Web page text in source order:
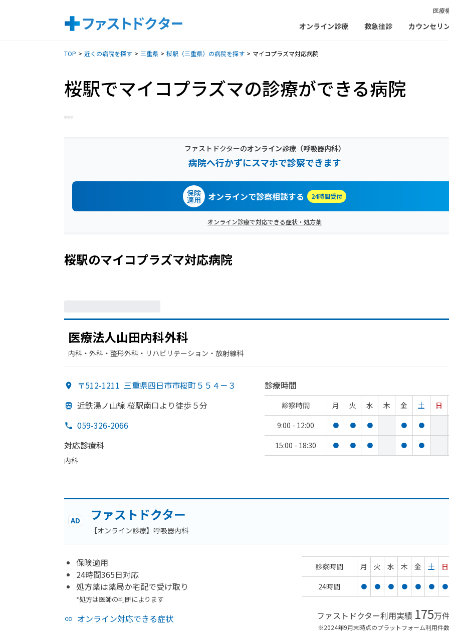
医療
オンライン診療 救急往診 カウンセリ
TOP 近くの病院を探す 三重県 桜駅（三重県）の病院を探す マイコプラズマ対応病院
桜駅でマイコプラズマの診療ができる病院
ファストドクターのオンライン診療（呼吸器内科）
病院へ行かずにスマホで診察できます
保険
適用 オンラインで診察相談する 24時間受付
オンライン診療で対応できる症状・処方薬
桜駅のマイコプラズマ対応病院
医療法人山田内科外科
内科・​外科・​整形外科・​リハビリテーション・​放射線科
〒512-1211 三重県四日市市桜町５５４－３
近鉄湯ノ山線 桜駅南口より徒歩５分
059-326-2066
対応診療科
内科
診療時間
診察時間 月 火 水 木 金 土
日
9:00 - 12:00
● ● ● ● ●
15:00 - 18:30 ● ● ● ● ●
AD ファストドクター
【オンライン診療】呼吸器内科
保険適用
24時間365日対応
処方薬は薬局か宅配で受け取り
*処方は医師の判断によります
オンライン対応できる症状
診察時間 月 火 水 木 金 土
日
24時間
● ● ● ● ● ● ●
ファストドクター利用実績 175万
※2024年9月末時点のプラットフォーム利用件数